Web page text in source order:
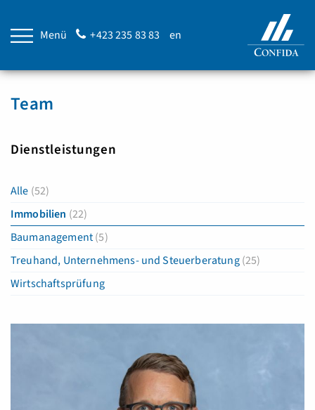
Menü +423 235 83 83 en
Team
Dienstleistungen
Alle (52)
Immobilien (22)
Baumanagement(5)
Treuhand, Unternehmens- und Steuerberatung(25)
Wirtschaftsprüfung